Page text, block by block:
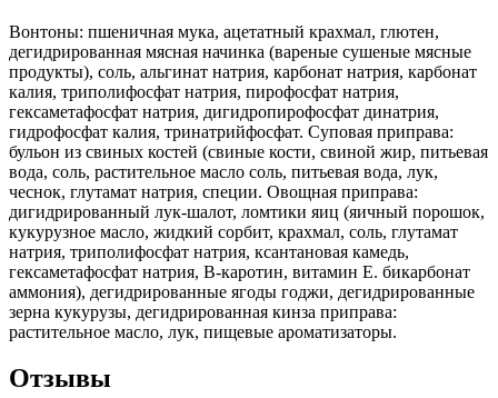
Вонтоны: пшеничная мука, ацетатный крахмал, глютен,
дегидрированная мясная начинка (вареные сушеные мясные
продукты), соль, альгинат натрия, карбонат натрия, карбонат
калия, триполифосфат натрия, пирофосфат натрия,
гексаметафосфат натрия, дигидропирофосфат динатрия,
гидрофосфат калия, тринатрийфосфат. Суповая приправа:
бульон из свиных костей (свиные кости, свиной жир, питьевая
вода, соль, растительное масло соль, питьевая вода, лук,
чеснок, глутамат натрия, специи. Овощная приправа:
дигидрированный лук-шалот, ломтики яиц (яичный порошок,
кукурузное масло, жидкий сорбит, крахмал, соль, глутамат
натрия, триполифосфат натрия, ксантановая камедь,
гексаметафосфат натрия, В-каротин, витамин Е. бикарбонат
аммония), дегидрированные ягоды годжи, дегидрированные
зерна кукурузы, дегидрированная кинза приправа:
растительное масло, лук, пищевые ароматизаторы.
Отзывы